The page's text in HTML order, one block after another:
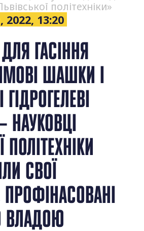
політехніки»
13:20
ГАСІННЯ
ШАШКИ І
НАУКОВЦІ
ПОЛІТЕХНІКИ
СВОЇ
ВЛАДОЮ